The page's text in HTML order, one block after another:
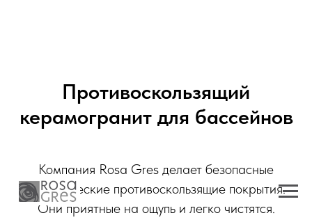
Противоскользящий
керамогранит для бассейнов
Компания Rosa Gres делает безопасные
керамические противоскользящие покрытия.
Они приятные на ощупь и легко чистятся.